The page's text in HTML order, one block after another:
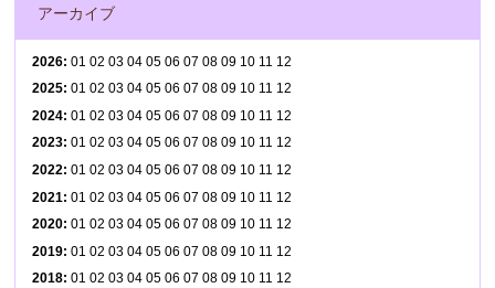
アーカイブ
2026:01 02 03 04 05 06 07 08 09 10 11 12
2025:01 02 03 04 05 06 07 08 09 10 11 12
2024:01 02 03 04 05 06 07 08 09 10 11 12
2023:01 02 03 04 05 06 07 08 09 10 11 12
2022:01 02 03 04 05 06 07 08 09 10 11 12
2021:01 02 03 04 05 06 07 08 09 10 11 12
2020:01 02 03 04 05 06 07 08 09 10 11 12
2019:01 02 03 04 05 06 07 08 09 10 11 12
2018:01 02 03 04 05 06 07 08 09 10 11 12